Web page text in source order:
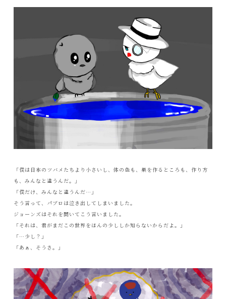
「僕は日本のツバメたちより小さいし、体の色も、巣を作るところも、作り方
も、みんなと違うんだ。」
「僕だけ、みんなと違うんだ…」
そう言って、パブロは泣き出してしまいました。
ジョーンズはそれを聞いてこう言いました。
「それは、君がまだこの世界をほんの少ししか知らないからだよ。」
「…少し？」
「あぁ、そうさ。」